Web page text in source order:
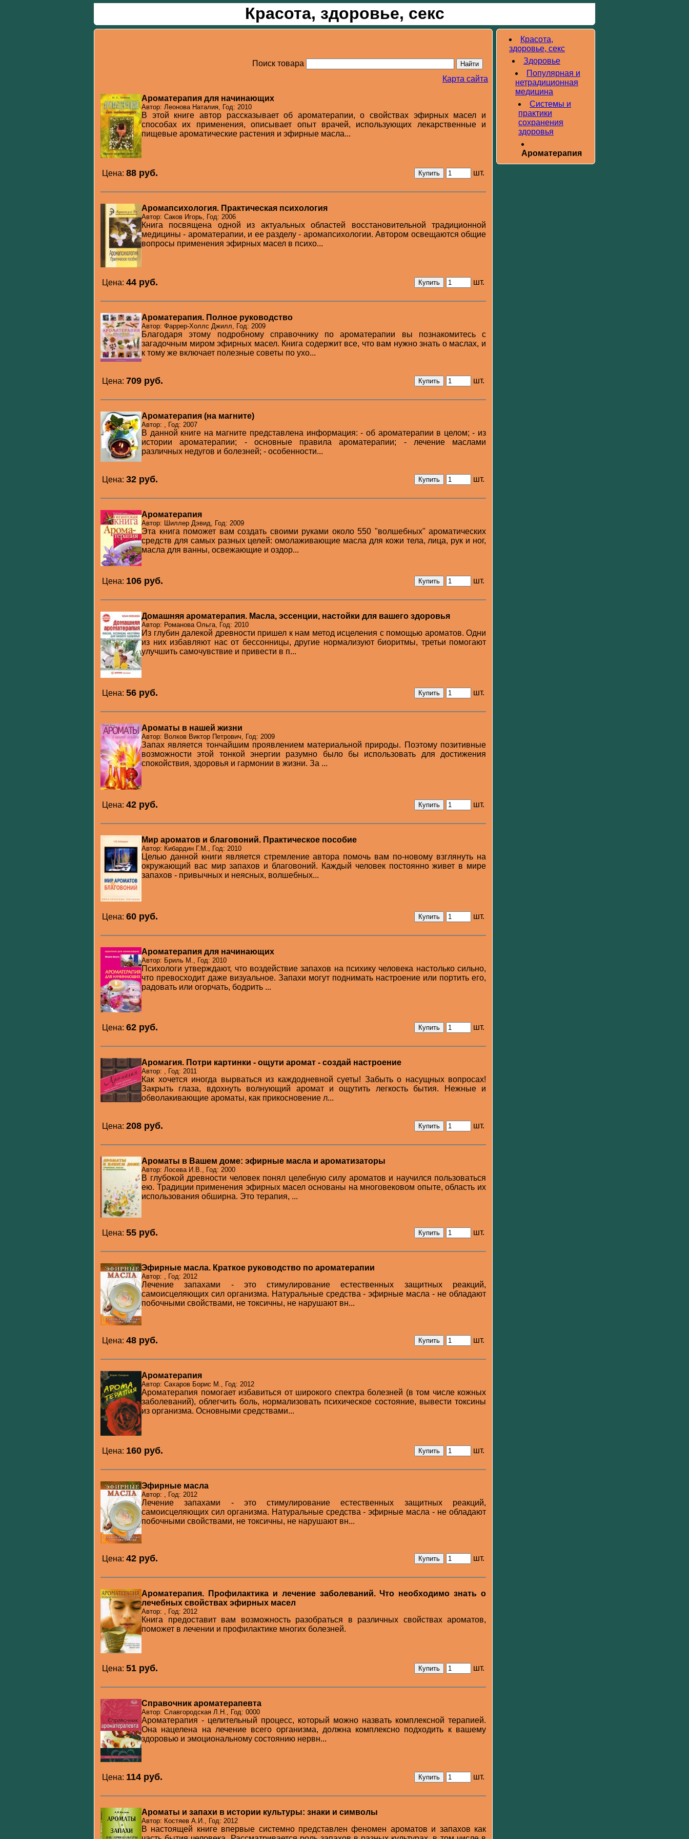
Красота, здоровье, секс
Поиск товара
Карта сайта
Ароматерапия для начинающих
Автор: Леонова Наталия, Год: 2010
В этой книге автор рассказывает об ароматерапии, о свойствах эфирных масел и
способах их применения, описывает опыт врачей, использующих лекарственные и
пищевые ароматические растения и эфирные масла...
Цена: 88 pуб. шт.
Аромапсихология. Практическая психология
Автор: Саков Игорь, Год: 2006
Книга посвящена одной из актуальных областей восстановительной традиционной
медицины - ароматерапии, и ее разделу - аромапсихологии. Автором освещаются общие
вопросы применения эфирных масел в психо...
Цена: 44 pуб. шт.
Ароматерапия. Полное руководство
Автор: Фаррер-Холлс Джилл, Год: 2009
Благодаря этому подробному справочнику по ароматерапии вы познакомитесь с
загадочным миром эфирных масел. Книга содержит все, что вам нужно знать о маслах, и
к тому же включает полезные советы по ухо...
Цена: 709 pуб. шт.
Ароматерапия (на магните)
Автор: , Год: 2007
В данной книге на магните представлена информация: - об ароматерапии в целом; - из
истории ароматерапии; - основные правила ароматерапии; - лечение маслами
различных недугов и болезней; - особенности...
Цена: 32 pуб. шт.
Ароматерапия
Автор: Шиллер Дэвид, Год: 2009
Эта книга поможет вам создать своими руками около 550 "волшебных" ароматических
средств для самых разных целей: омолаживающие масла для кожи тела, лица, рук и ног,
масла для ванны, освежающие и оздор...
Цена: 106 pуб. шт.
Домашняя ароматерапия. Масла, эссенции, настойки для вашего здоровья
Автор: Романова Ольга, Год: 2010
Из глубин далекой древности пришел к нам метод исцеления с помощью ароматов. Одни
из них избавляют нас от бессонницы, другие нормализуют биоритмы, третьи помогают
улучшить самочувствие и привести в п...
Цена: 56 pуб. шт.
Ароматы в нашей жизни
Автор: Волков Виктор Петрович, Год: 2009
Запах является тончайшим проявлением материальной природы. Поэтому позитивные
возможности этой тонкой энергии разумно было бы использовать для достижения
спокойствия, здоровья и гармонии в жизни. За ...
Цена: 42 pуб. шт.
Мир ароматов и благовоний. Практическое пособие
Автор: Кибардин Г.М., Год: 2010
Целью данной книги является стремление автора помочь вам по-новому взглянуть на
окружающий вас мир запахов и благовоний. Каждый человек постоянно живет в мире
запахов - привычных и неясных, волшебных...
Цена: 60 pуб. шт.
Ароматерапия для начинающих
Автор: Бриль М., Год: 2010
Психологи утверждают, что воздействие запахов на психику человека настолько сильно,
что превосходит даже визуальное. Запахи могут поднимать настроение или портить его,
радовать или огорчать, бодрить ...
Цена: 62 pуб. шт.
Аромагия. Потри картинки - ощути аромат - создай настроение
Автор: , Год: 2011
Как хочется иногда вырваться из каждодневной суеты! Забыть о насущных вопросах!
Закрыть глаза, вдохнуть волнующий аромат и ощутить легкость бытия. Нежные и
обволакивающие ароматы, как прикосновение л...
Цена: 208 pуб. шт.
Ароматы в Вашем доме: эфирные масла и ароматизаторы
Автор: Лосева И.В., Год: 2000
В глубокой древности человек понял целебную силу ароматов и научился пользоваться
ею. Традиции применения эфирных масел основаны на многовековом опыте, область их
использования обширна. Это терапия, ...
Цена: 55 pуб. шт.
Эфирные масла. Краткое руководство по ароматерапии
Автор: , Год: 2012
Лечение запахами - это стимулирование естественных защитных реакций,
самоисцеляющих сил организма. Натуральные средства - эфирные масла - не обладают
побочными свойствами, не токсичны, не нарушают вн...
Цена: 48 pуб. шт.
Ароматерапия
Автор: Сахаров Борис М., Год: 2012
Ароматерапия помогает избавиться от широкого спектра болезней (в том числе кожных
заболеваний), облегчить боль, нормализовать психическое состояние, вывести токсины
из организма. Основными средствами...
Цена: 160 pуб. шт.
Эфирные масла
Автор: , Год: 2012
Лечение запахами - это стимулирование естественных защитных реакций,
самоисцеляющих сил организма. Натуральные средства - эфирные масла - не обладают
побочными свойствами, не токсичны, не нарушают вн...
Цена: 42 pуб. шт.
Ароматерапия. Профилактика и лечение заболеваний. Что необходимо знать о
лечебных свойствах эфирных масел
Автор: , Год: 2012
Книга предоставит вам возможность разобраться в различных свойствах ароматов,
поможет в лечении и профилактике многих болезней.
Цена: 51 pуб. шт.
Справочник ароматерапевта
Автор: Славгородская Л.Н., Год: 0000
Ароматерапия - целительный процесс, который можно назвать комплексной терапией.
Она нацелена на лечение всего организма, должна комплексно подходить к вашему
здоровью и эмоциональному состоянию нервн...
Цена: 114 pуб. шт.
Ароматы и запахи в истории культуры: знаки и символы
Автор: Костяев А.И., Год: 2012
В настоящей книге впервые системно представлен феномен ароматов и запахов как
Красота,
здоровье, секс
Здоровье
Популярная и
нетрадиционная
медицина
Системы и
практики
сохранения
здоровья
Ароматерапия